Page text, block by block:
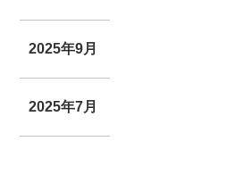
2025年9月
2025年7月